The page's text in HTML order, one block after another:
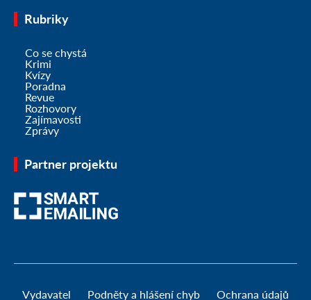
Rubriky
Co se chystá
Krimi
Kvízy
Poradna
Revue
Rozhovory
Zajímavosti
Zprávy
Partner projektu
Vydavatel Podněty a hlášení chyb Ochrana údajů